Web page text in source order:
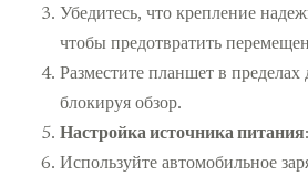
Убедитесь, что крепление
чтобы предотвратить
Разместите планшет в пределах
блокируя обзор.
Настройка источника питания:
Используйте автомобильное